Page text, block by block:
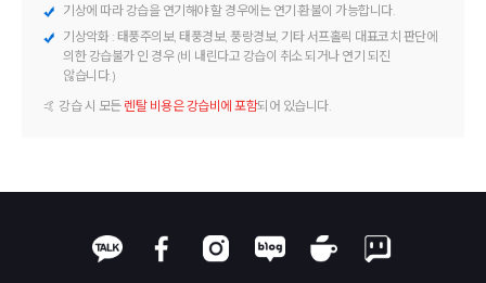
기상에 따라 강습을 연기해야 할 경우에는 연기·환불이 가능합니다.
기상악화 : 태풍주의보, 태풍경보, 풍랑경보, 기타 서프홀릭 대표코치 판단에
의한 강습불가 인 경우 (비 내린다고 강습이 취소 되거나 연기 되진
않습니다.)
🤙 강습 시 모든 렌탈 비용은 강습비에 포함되어 있습니다.